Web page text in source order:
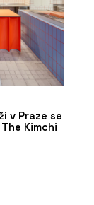
v Praze se
Kimchi